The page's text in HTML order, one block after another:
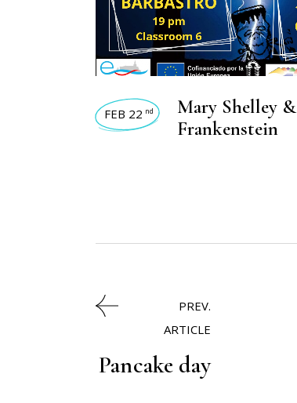
FEB 22 nd
Mary Shelley &
Frankenstein
PREV.
ARTICLE
Pancake day